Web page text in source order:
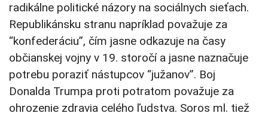
radikálne politické názory na sociálnych sieťach.
Republikánsku stranu napríklad považuje za
“konfederáciu”, čím jasne odkazuje na časy
občianskej vojny v 19. storočí a jasne naznačuje
potrebu poraziť nástupcov “južanov”. Boj
Donalda Trumpa proti potratom považuje za
ohrozenie zdravia celého ľudstva. Soros ml. tiež